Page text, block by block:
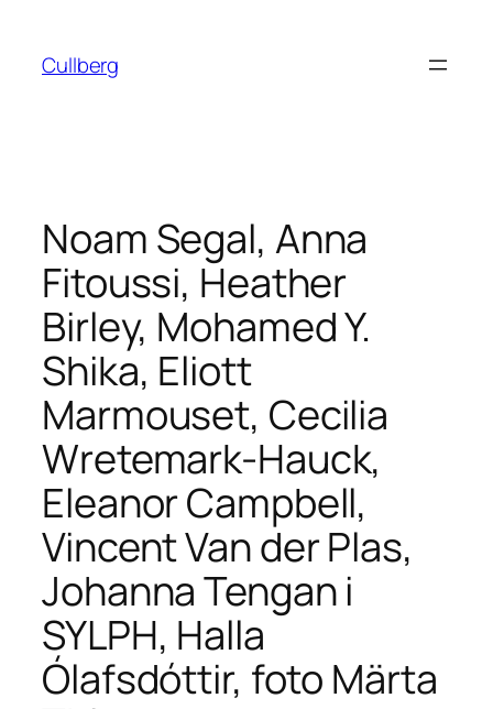
innehåll
Cullberg
Noam Segal, Anna
Fitoussi, Heather
Birley, Mohamed Y.
Shika, Eliott
Marmouset, Cecilia
Wretemark-Hauck,
Eleanor Campbell,
Vincent Van der Plas,
Johanna Tengan i
SYLPH, Halla
Ólafsdóttir, foto Märta